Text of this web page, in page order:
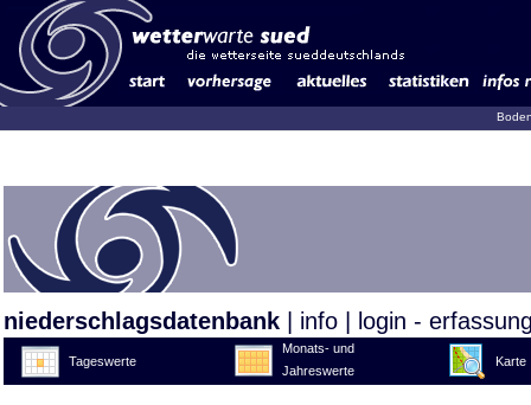
niederschlagsdatenbank info login -
Tageswerte
Monats- und
Jahreswerte
Karte